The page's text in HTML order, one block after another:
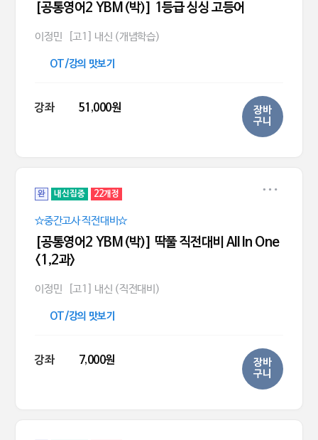
[공통영어2 YBM(박)] 1등급 싱싱 고등어
이정민 [고1] 내신 (개념학습)
OT/강의 맛보기
강좌 51,000원
장바
구니
완 내신집중 22개정
☆중간고사 직전대비☆
[공통영어2 YBM(박)] 딱풀 직전대비 All In One
<1,2과>
이정민 [고1] 내신 (직전대비)
OT/강의 맛보기
강좌 7,000원
장바
구니